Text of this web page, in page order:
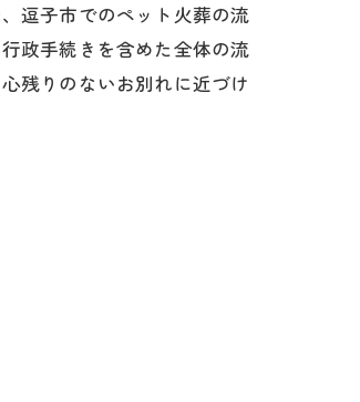
逗子市でのペット火葬の流
政手続きを含めた全体の流
残りのないお別れに近づけ